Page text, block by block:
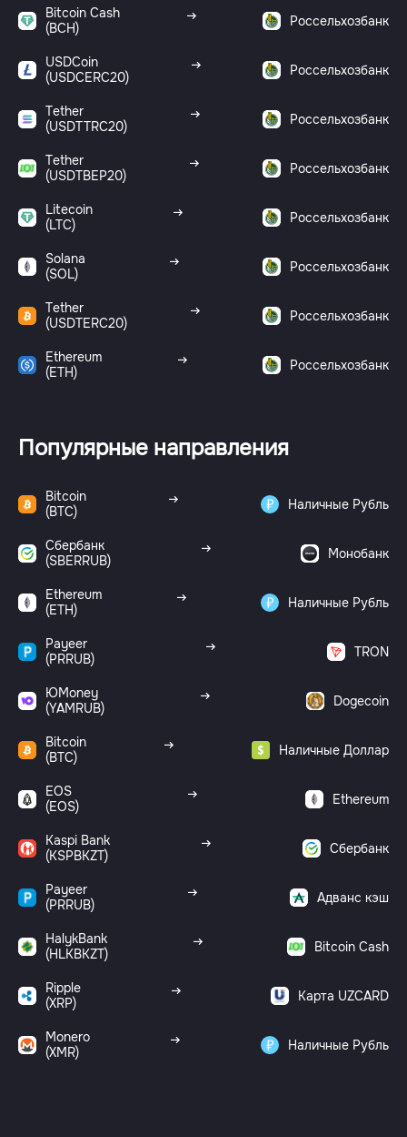
Bitcoin Cash
(BCH)
Россельхозбанк
USDCoin
(USDCERC20)
Россельхозбанк
Tether
(USDTTRC20)
Россельхозбанк
Tether
(USDTBEP20)
Россельхозбанк
Litecoin
(LTC)
Россельхозбанк
Solana
(SOL)
Россельхозбанк
Tether
(USDTERC20)
Россельхозбанк
Ethereum
(ETH)
Россельхозбанк
Популярные направления
Bitcoin
(BTC)
Наличные Рубль
Сбербанк
(SBERRUB)
Монобанк
Ethereum
(ETH)
Наличные Рубль
Payeer
(PRRUB)
TRON
ЮMoney
(YAMRUB)
Dogecoin
Bitcoin
(BTC)
Наличные Доллар
EOS
(EOS)
Ethereum
Kaspi Bank
(KSPBKZT)
Сбербанк
Payeer
(PRRUB)
Адванс кэш
HalykBank
(HLKBKZT)
Bitcoin Cash
Ripple
(XRP)
Карта UZCARD
Monero
(XMR)
Наличные Рубль